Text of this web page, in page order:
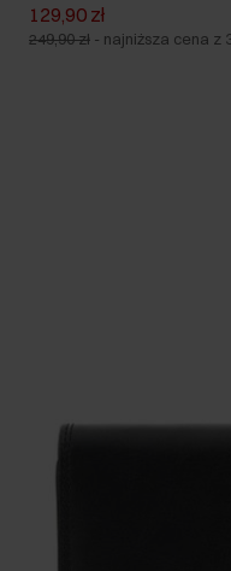
129,90 zł
249,90 zł - najniższa cena z